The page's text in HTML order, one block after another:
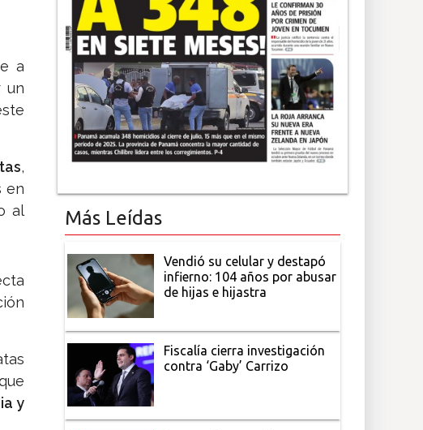
a
un
,
en
al
y
Más Leídas
Vendió su celular y destapó
infierno: 104 años por abusar
de hijas e hijastra
Fiscalía cierra investigación
contra ‘Gaby’ Carrizo